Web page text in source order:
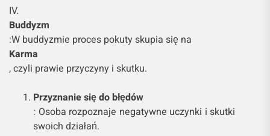
IV.
Buddyzm
:W buddyzmie proces pokuty skupia się na
Karma
, czyli prawie przyczyny i skutku.
Przyznanie się do błędów
: Osoba rozpoznaje negatywne uczynki i skutki
swoich działań.